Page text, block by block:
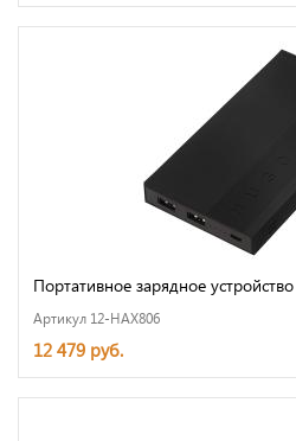
Портативное зарядное
Артикул 12-HAX806
12 479 руб.